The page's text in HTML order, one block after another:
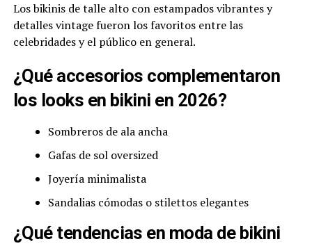
Los bikinis de talle alto con estampados vibrantes y
detalles vintage fueron los favoritos entre las
celebridades y el público en general.
¿Qué accesorios complementaron
los looks en bikini en 2026?
Sombreros de ala ancha
Gafas de sol oversized
Joyería minimalista
Sandalias cómodas o stilettos elegantes
¿Qué tendencias en moda de bikini